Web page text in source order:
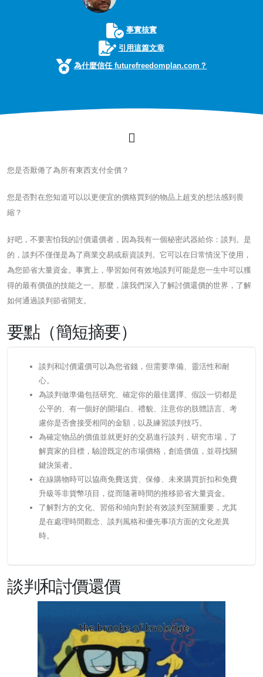
事實核實
引用這篇文章
為什麼信任 futurefreedomplan.com？
您是否厭倦了為所有東西支付全價？
您是否對在您知道可以以更便宜的價格買到的物品上超支的想法感到畏
縮？
好吧，不要害怕我的討價還價者，因為我有一個秘密武器給你：談判。是
的，談判不僅僅是為了商業交易或薪資談判。它可以在日常情況下使用，
為您節省大量資金。事實上，學習如何有效地談判可能是您一生中可以獲
得的最有價值的技能之一。那麼，讓我們深入了解討價還價的世界，了解
如何通過談判節省開支。
要點（簡短摘要）
談判和討價還價可以為您省錢，但需要準備、靈活性和耐
心。
為談判做準備包括研究、確定你的最佳選擇、假設一切都是
公平的、有一個好的開場白、禮貌、注意你的肢體語言、考
慮你是否會接受相同的金額，以及練習談判技巧。
為確定物品的價值並就更好的交易進行談判，研究市場，了
解賣家的目標，驗證既定的市場價格，創造價值，並尋找關
鍵決策者。
在線購物時可以協商免費送貨、保修、未來購買折扣和免費
升級等非貨幣項目，從而隨著時間的推移節省大量資金。
了解對方的文化、習俗和傾向對於有效談判至關重要，尤其
是在處理時間觀念、談判風格和優先事項方面的文化差異
時。
談判和討價還價